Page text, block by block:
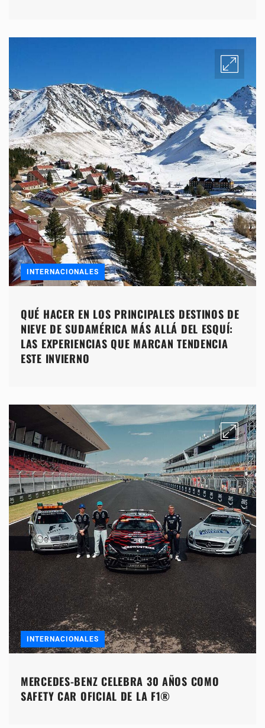
INTERNACIONALES
QUÉ HACER EN LOS PRINCIPALES DESTINOS DE
NIEVE DE SUDAMÉRICA MÁS ALLÁ DEL ESQUÍ:
LAS EXPERIENCIAS QUE MARCAN TENDENCIA
ESTE INVIERNO
INTERNACIONALES
MERCEDES-BENZ CELEBRA 30 AÑOS COMO
SAFETY CAR OFICIAL DE LA F1®